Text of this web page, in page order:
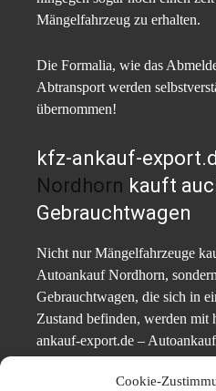
Cookie-
Mängelfahrzeug zu erhalten.
Die Formalia, wie das
Abtransport werden
übernommen!
kfz-ankauf-
Nordhorn kauft
Gebrauchtwagen
Nicht nur Mängelfahrzeuge
Autoankauf Nordhorn,
Gebrauchtwagen, die sich in
Zustand befinden, werden
ankauf-export.de –
Oftmals stellt es sich zum